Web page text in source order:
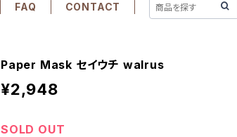
FAQ CONTACT
Paper Mask セイウチ walrus
¥2,948
SOLD OUT